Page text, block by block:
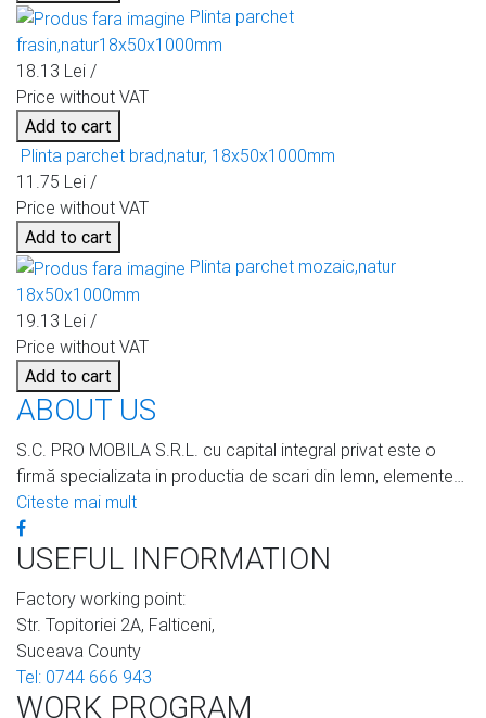
Plinta parchet
frasin,natur18x50x1000mm
18.13 Lei /
Price without VAT
Add to cart
Plinta parchet brad,natur, 18x50x1000mm
11.75 Lei /
Price without VAT
Add to cart
Plinta parchet mozaic,natur
18x50x1000mm
19.13 Lei /
Price without VAT
Add to cart
ABOUT US
S.C. PRO MOBILA S.R.L. cu capital integral privat este o
firmă specializata in productia de scari din lemn, elemente…
Citeste mai mult
USEFUL INFORMATION
Factory working point:
Str. Topitoriei 2A, Falticeni,
Suceava County
Tel: 0744 666 943
WORK PROGRAM